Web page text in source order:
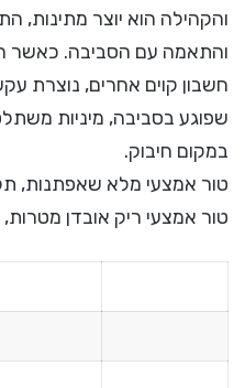
והקהילה הוא יוצר מתינות,
והתאמה עם הסביבה. כאשר
חשבון קוים אחרים, נוצרת
שפוגע בסביבה, מיניות
במקום חיבוק.
טור אמצעי מלא שאפתנות,
טור אמצעי ריק אובדן